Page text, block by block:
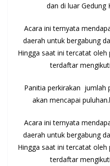
dan di luar Gedung
Acara ini ternyata
daerah untuk bergabung
Hingga saat ini tercatat
terdaftar
Panitia perkirakan jumlah
akan mencapai
Acara ini ternyata
daerah untuk bergabung
Hingga saat ini tercatat
terdaftar